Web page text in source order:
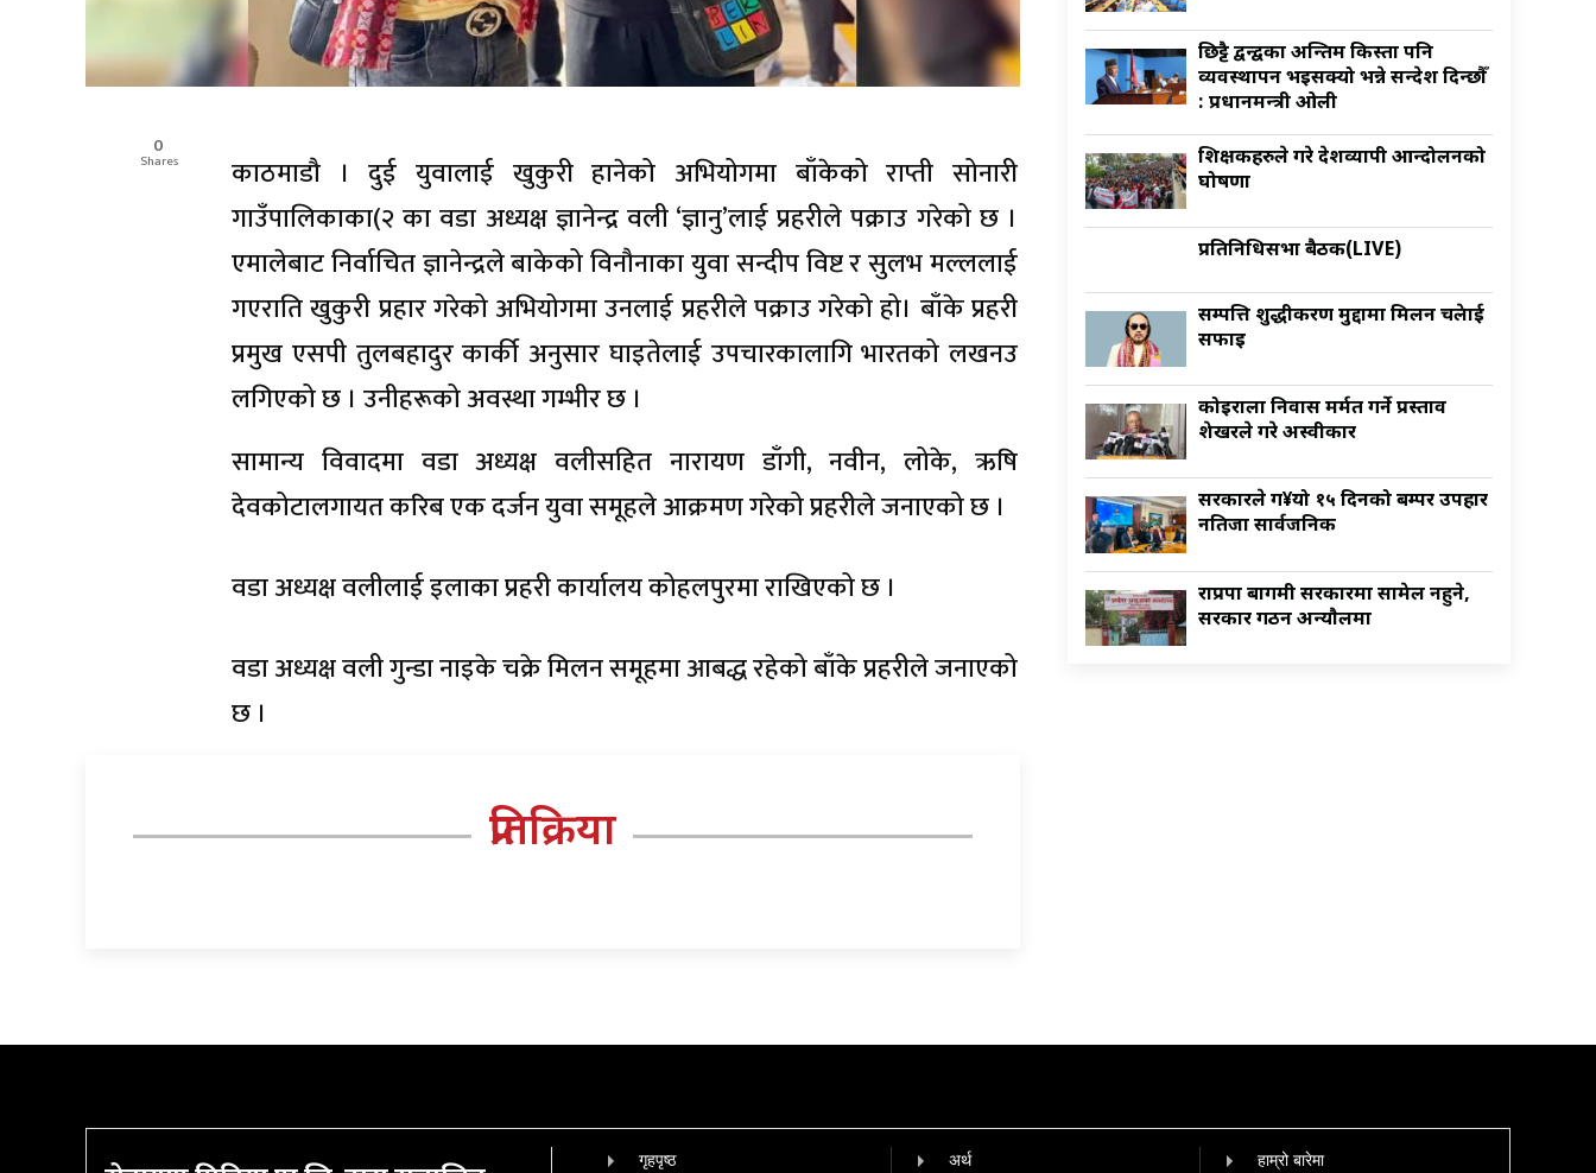
0
Shares
काठमाडौ । दुई युवालाई खुकुरी हानेको अभियोगमा बाँकेको राप्ती सोनारी
गाउँपालिकाका(२ का वडा अध्यक्ष ज्ञानेन्द्र वली ‘ज्ञानु’लाई प्रहरीले पक्राउ गरेको छ ।
एमालेबाट निर्वाचित ज्ञानेन्द्रले बाकेको विनौनाका युवा सन्दीप विष्ट र सुलभ मल्ललाई
गएराति खुकुरी प्रहार गरेको अभियोगमा उनलाई प्रहरीले पक्राउ गरेको हो। बाँके प्रहरी
प्रमुख एसपी तुलबहादुर कार्की अनुसार घाइतेलाई उपचारकालागि भारतको लखनउ
लगिएको छ । उनीहरूको अवस्था गम्भीर छ ।
सामान्य विवादमा वडा अध्यक्ष वलीसहित नारायण डाँगी, नवीन, लोके, ऋषि
देवकोटालगायत करिब एक दर्जन युवा समूहले आक्रमण गरेको प्रहरीले जनाएको छ ।
वडा अध्यक्ष वलीलाई इलाका प्रहरी कार्यालय कोहलपुरमा राखिएको छ ।
वडा अध्यक्ष वली गुन्डा नाइके चक्रे मिलन समूहमा आबद्ध रहेको बाँके प्रहरीले जनाएको
छ ।
प्रतिक्रिया
छिट्टै द्वन्द्वका अन्तिम किस्ता पनि
व्यवस्थापन भइसक्यो भन्ने सन्देश दिन्छौँ
: प्रधानमन्त्री ओली
शिक्षकहरुले गरे देशव्यापी आन्दोलनको
घोषणा
प्रतिनिधिसभा बैठक(LIVE)
सम्पत्ति शुद्धीकरण मुद्दामा मिलन चक्रेलाई
सफाइ
कोइराला निवास मर्मत गर्ने प्रस्ताव
शेखरले गरे अस्वीकार
सरकारले ग¥यो १५ दिनको बम्पर उपहार
नतिजा सार्वजनिक
राप्रपा बागमी सरकारमा सामेल नहुने,
सरकार गठन अन्याैलमा
गृहपृष्‍ठ अर्थ हाम्रो बारेमा